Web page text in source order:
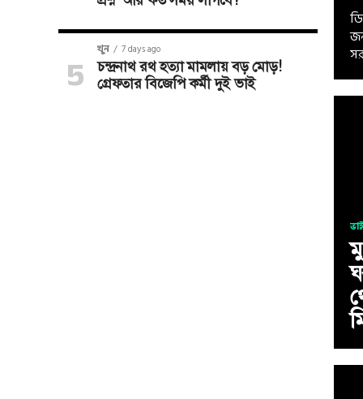
খুন 7 days ago
চন্দ্রনাথ রথ হত্যা মামলায় বড় মোড়!
গ্রেফতার বিজেপি কর্মী দুই ভাই